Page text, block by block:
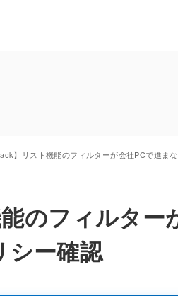
】リスト機能のフィルターが会社PCで進ま
のフィルタ
シー確認